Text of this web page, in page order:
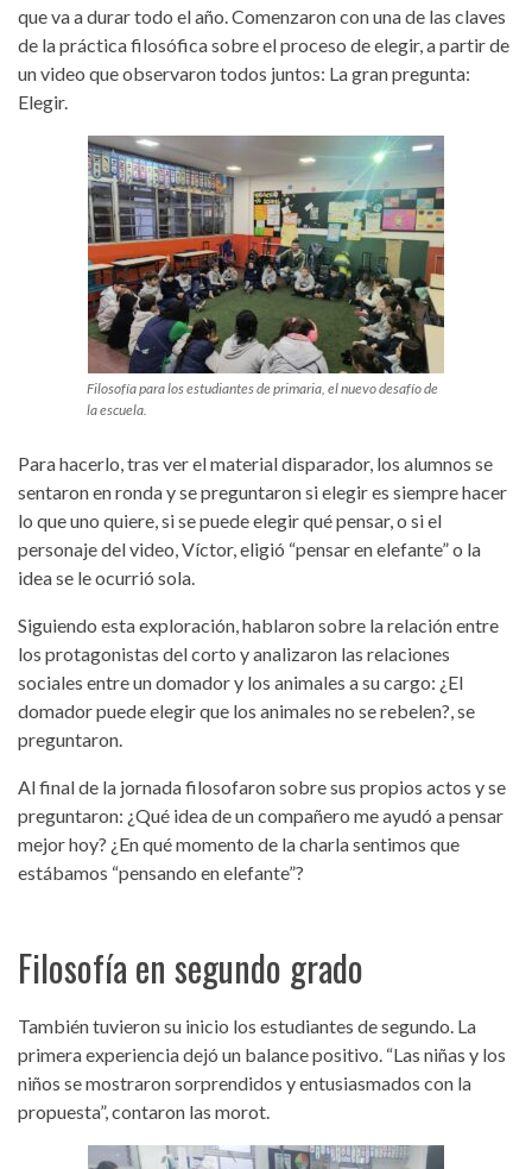
que va a durar todo el año. Comenzaron con una de las claves
de la práctica filosófica sobre el proceso de elegir, a partir de
un video que observaron todos juntos: La gran pregunta:
Elegir.
Filosofía para los estudiantes de primaria, el nuevo desafío de
la escuela.
Para hacerlo, tras ver el material disparador, los alumnos se
sentaron en ronda y se preguntaron si elegir es siempre hacer
lo que uno quiere, si se puede elegir qué pensar, o si el
personaje del video, Víctor, eligió “pensar en elefante” o la
idea se le ocurrió sola.
Siguiendo esta exploración, hablaron sobre la relación entre
los protagonistas del corto y analizaron las relaciones
sociales entre un domador y los animales a su cargo: ¿El
domador puede elegir que los animales no se rebelen?, se
preguntaron.
Al final de la jornada filosofaron sobre sus propios actos y se
preguntaron: ¿Qué idea de un compañero me ayudó a pensar
mejor hoy? ¿En qué momento de la charla sentimos que
estábamos “pensando en elefante”?
Filosofía en segundo grado
También tuvieron su inicio los estudiantes de segundo. La
primera experiencia dejó un balance positivo. “Las niñas y los
niños se mostraron sorprendidos y entusiasmados con la
propuesta”, contaron las morot.